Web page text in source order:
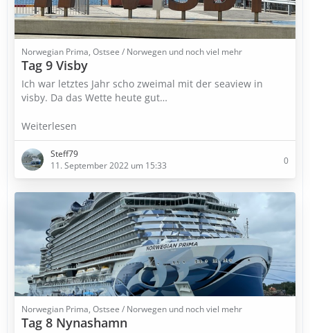
Norwegian Prima, Ostsee / Norwegen und noch viel mehr
Tag 9 Visby
Ich war letztes Jahr scho zweimal mit der seaview in
visby. Da das Wette heute gut…
Weiterlesen
Steff79
11. September 2022 um 15:33
0
Norwegian Prima, Ostsee / Norwegen und noch viel mehr
Tag 8 Nynashamn